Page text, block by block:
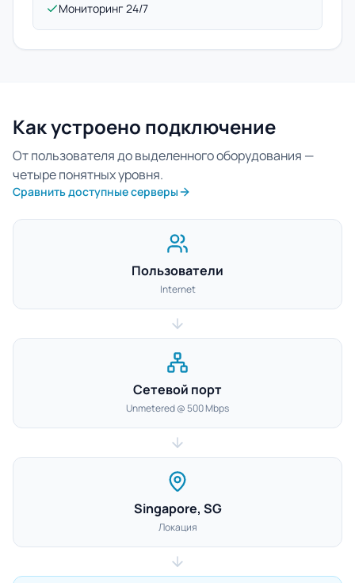
Мониторинг 24/7
Как устроено подключение
От пользователя до выделенного оборудования —
четыре понятных уровня.
Сравнить доступные серверы
Пользователи
Internet
Сетевой порт
Unmetered @ 500 Mbps
Singapore, SG
Локация